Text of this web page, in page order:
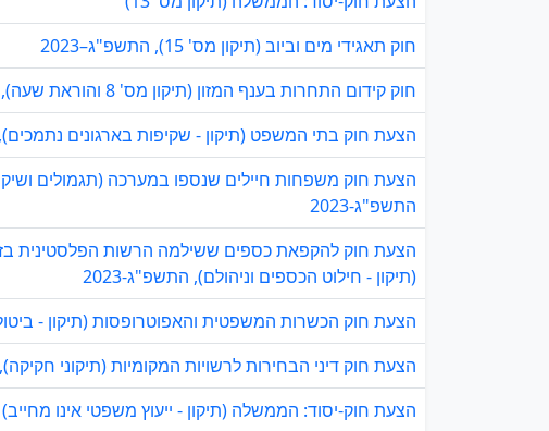
חוק תאגידי מים וביוב (תיקון מס' 15), התשפ"ג–2023
חוק קידום התחרות בענף המזון (תיקון מס' 8 והוראת שעה), התשפ"ד–2024
הצעת חוק בתי המשפט (תיקון - שקיפות בארגונים נתמכים),
התשפ"ג-2023
הצעת חוק להקפאת כספים ששילמה הרשות הפלסטינית
(תיקון - חילוט הכספים וניהולם), התשפ"ג-2023
הצעת חוק הכשרות המשפטית והאפוטרופסות (תיקון - ביטול
הצעת חוק דיני הבחירות לרשויות המקומיות (תיקוני חקיקה),
הצעת חוק-יסוד: הממשלה (תיקון - ייעוץ משפטי אינו מחייב)